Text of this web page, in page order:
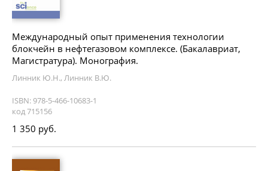
Международный опыт применения технологии
блокчейн в нефтегазовом комплексе. (Бакалавриат,
Магистратура). Монография.
Линник Ю.Н., Линник В.Ю.
ISBN: 978-5-466-10683-1
код 715156
1 350 руб.